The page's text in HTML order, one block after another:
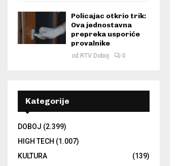
Policajac otkrio trik:
Ova jednostavna
prepreka usporiće
provalnike
od RTV Doboj 0
Kategorije
DOBOJ (2.399)
HIGH TECH (1.007)
KULTURA
(139)